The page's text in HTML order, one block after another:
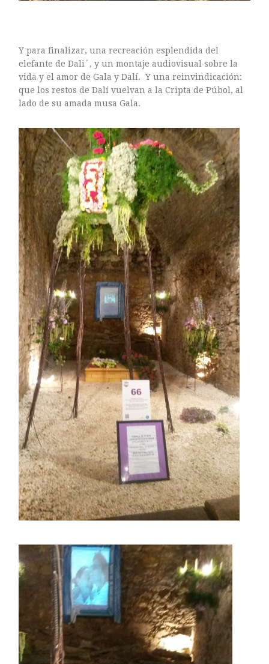
Y para finalizar, una recreación esplendida del
elefante de Dali´, y un montaje audiovisual sobre la
vida y el amor de Gala y Dalí. Y una reinvindicación:
que los restos de Dalí vuelvan a la Cripta de Púbol, al
lado de su amada musa Gala.